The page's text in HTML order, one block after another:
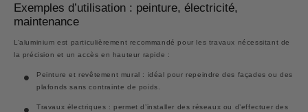
Exemples d’utilisation : peinture, électricité,
maintenance
L’aluminium est particulièrement recommandé pour les travaux nécessitant de
la précision et un accès en hauteur rapide :
Peinture et revêtement mural : idéal pour repeindre des façades ou des
plafonds sans contrainte de poids.
Travaux électriques : permet d’installer des réseaux ou d’effectuer des